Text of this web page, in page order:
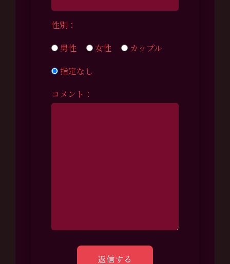
性別：
男性
女性
カップル
指定なし
コメント：